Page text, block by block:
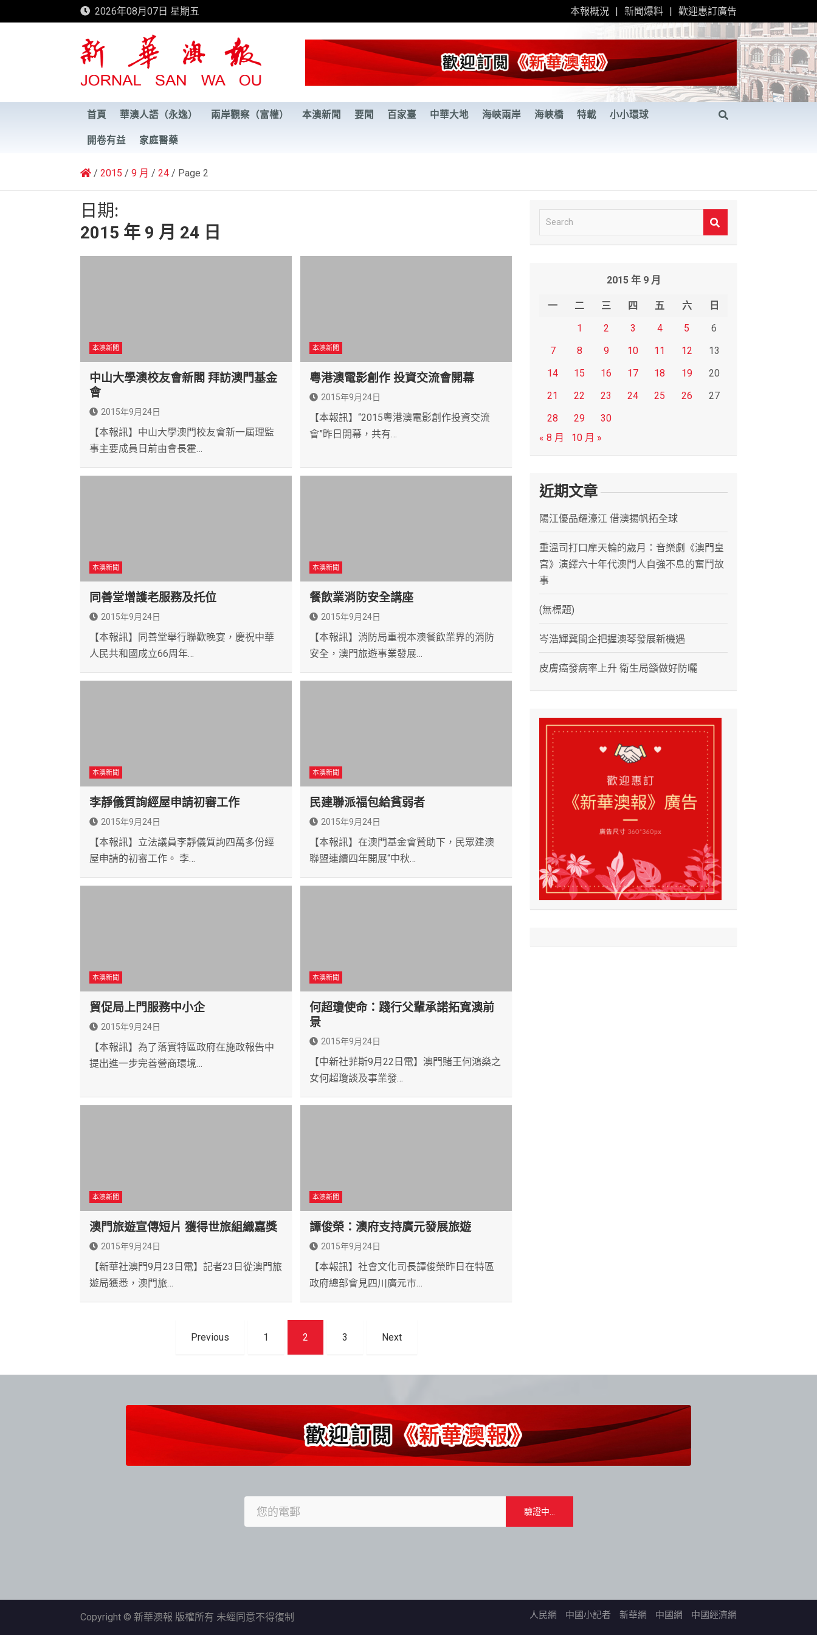
to
2026年08月07日 星期五 本報概況 新聞爆料 歡迎惠訂廣告
新華澳報
首頁 華澳人語（永逸） 兩岸觀察（富權） 本澳新聞 要聞 百家臺 中華大地 海峽兩岸 海峽橋 特載 小小環球
開卷有益 家庭醫藥
2015 9 月 24 Page 2
日期:
2015 年 9 月 24 日
本澳新聞
中山大學澳校友會新閣 拜訪澳門基金
會
2015年9月24日
【本報訊】中山大學澳門校友會新一屆理監
事主要成員日前由會長霍…
本澳新聞
粵港澳電影創作 投資交流會開幕
2015年9月24日
【本報訊】“2015粵港澳電影創作投資交流
會”昨日開幕，共有…
本澳新聞
同善堂增護老服務及托位
2015年9月24日
【本報訊】同善堂舉行聯歡晚宴，慶祝中華
人民共和國成立66周年…
本澳新聞
餐飲業消防安全講座
2015年9月24日
【本報訊】消防局重視本澳餐飲業界的消防
安全，澳門旅遊事業發展…
本澳新聞
李靜儀質詢經屋申請初審工作
2015年9月24日
【本報訊】立法議員李靜儀質詢四萬多份經
屋申請的初審工作。 李…
本澳新聞
民建聯派福包給貧弱者
2015年9月24日
【本報訊】在澳門基金會贊助下，民眾建澳
聯盟連續四年開展“中秋…
本澳新聞
貿促局上門服務中小企
2015年9月24日
【本報訊】為了落實特區政府在施政報告中
提出進一步完善營商環境…
本澳新聞
何超瓊使命：踐行父輩承諾拓寬澳前
景
2015年9月24日
【中新社菲斯9月22日電】澳門賭王何鴻燊之
女何超瓊談及事業發…
本澳新聞
澳門旅遊宣傳短片 獲得世旅組織嘉獎
2015年9月24日
【新華社澳門9月23日電】記者23日從澳門旅
遊局獲悉，澳門旅…
本澳新聞
譚俊榮：澳府支持廣元發展旅遊
2015年9月24日
【本報訊】社會文化司長譚俊榮昨日在特區
政府總部會見四川廣元市…
導
Previous 1 2 3 Next
e
2015 年 9 月
一 二 三 四 五 六
日
1
2 3 4 5
6
7
8 9 10 11 12
13
14
15 16 17 18 19
20
21
22 23 24 25 26
27
28
29
30
« 8 月
10 月 »
近期文章
陽江優品耀濠江 借澳揚帆拓全球
重溫司打口摩天輪的歲月：音樂劇《澳門皇
宮》演繹六十年代澳門人自強不息的奮鬥故
事
(無標題)
岑浩輝冀閩企把握澳琴發展新機遇
皮膚癌發病率上升 衛生局籲做好防曬
人民網 中國小記者 新華網 中國網 中國經濟網
Copyright © 新華澳報 版權所有 未經同意不得復制